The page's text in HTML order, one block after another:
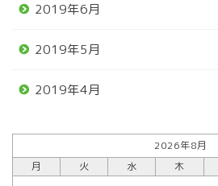
2019年6月
2019年5月
2019年4月
2026年8月
月
火 水 木